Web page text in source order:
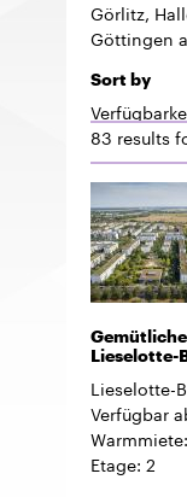
Görlitz,
Göttingen
Sort by
83 results
Lieselotte-
Lieselotte-
Verfügbar
Warmmiete
Etage 2